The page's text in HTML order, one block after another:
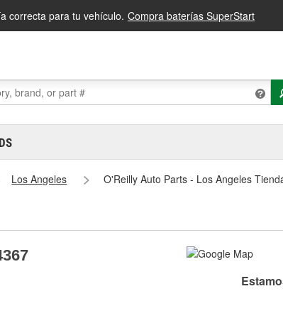
correcta para tu vehículo. Compra baterías SuperStart
Los Angeles O'Reilly Auto Parts - Los Angeles